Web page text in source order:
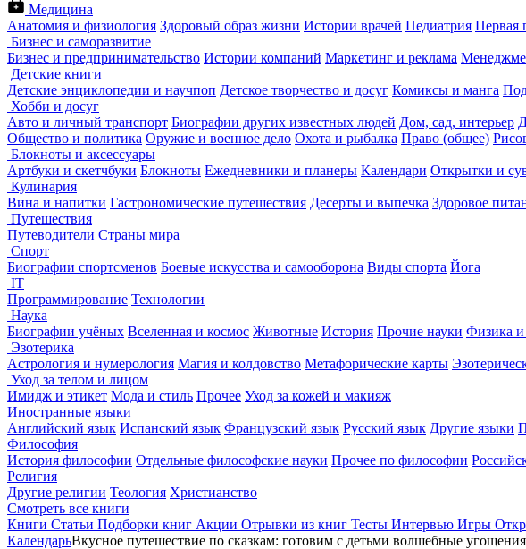
Медицина
Анатомия и физиология Здоровый образ жизни Истории врачей Педиатрия Первая
Бизнес и саморазвитие
Бизнес и предпринимательство Истории компаний Маркетинг и реклама
Детские книги
Детские энциклопедии и научпоп Детское творчество и досуг Комиксы и манга
Хобби и досуг
Авто и личный транспорт Биографии других известных людей Дом, сад, интерьер
Общество и политика Оружие и военное дело Охота и рыбалка Право (общее)
Блокноты и аксессуары
Артбуки и скетчбуки Блокноты Ежедневники и планеры Календари Открытки и
Кулинария
Вина и напитки Гастрономические путешествия Десерты и выпечка Здоровое
Путешествия
Путеводители Страны мира
Спорт
Биографии спортсменов Боевые искусства и самооборона Виды спорта Йога
IT
Программирование Технологии
Наука
Биографии учёных Вселенная и космос Животные История Прочие науки Физика и
Эзотерика
Астрология и нумерология Магия и колдовство Метафорические карты
Уход за телом и лицом
Имидж и этикет Мода и стиль Прочее Уход за кожей и макияж
Иностранные языки
Английский язык Испанский язык Французский язык Русский язык Другие языки
Философия
История философии Отдельные философские науки Прочее по философии
Религия
Другие религии Теология Христианство
Смотреть все книги
Книги Статьи Подборки книг Акции Отрывки из книг Тесты Интервью Игры
КалендарьВкусное путешествие по сказкам: готовим с детьми волшебные угощения